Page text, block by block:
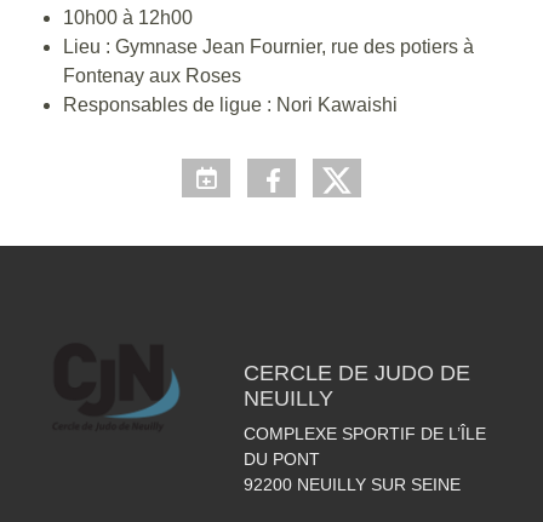
10h00 à 12h00
Lieu : Gymnase Jean Fournier, rue des potiers à
Fontenay aux Roses
Responsables de ligue : Nori Kawaishi
CERCLE DE JUDO DE
NEUILLY
COMPLEXE SPORTIF DE L’ÎLE
DU PONT
92200 NEUILLY SUR SEINE